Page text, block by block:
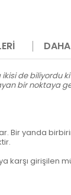
de biliyordu
bir noktaya
Bir yanda
karşı girişilen